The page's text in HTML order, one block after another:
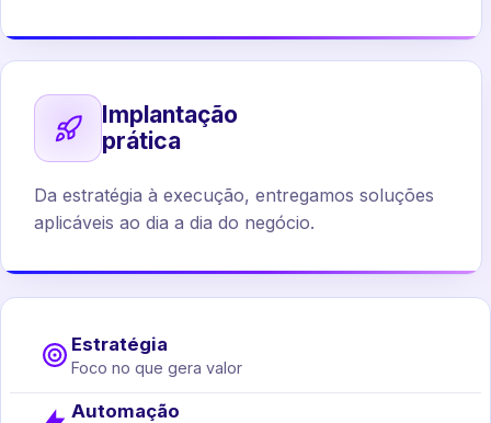
Implantação
prática
Da estratégia à execução, entregamos soluções
aplicáveis ao dia a dia do negócio.
Estratégia
Foco no que gera valor
Automação